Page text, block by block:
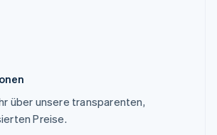
über unsere transparenten,
Preise.
Republik